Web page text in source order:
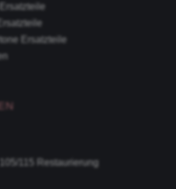
Ersatzteile
115 Restaurierung